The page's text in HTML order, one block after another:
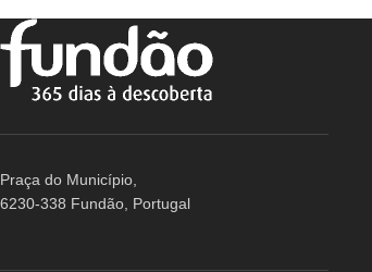
Praça do Município,
6230-338 Fundão, Portugal